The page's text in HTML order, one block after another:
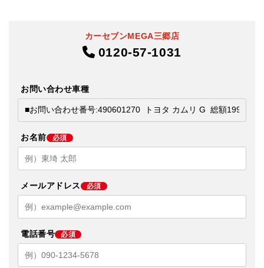
カーセブンMEGA三郷店
0120-57-1031
お問い合わせ車種
お名前 必須
メールアドレス 必須
電話番号 必須